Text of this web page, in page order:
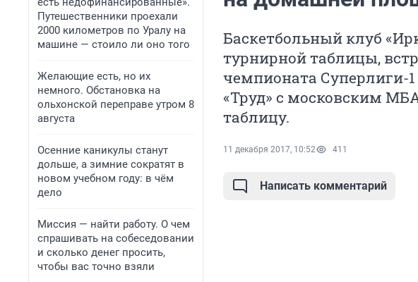
Путешественники проехали
2000 километров по Уралу на
машине — стоило ли оно того
Желающие есть, но их
немного. Обстановка на
ольхонской переправе утром 8
августа
Осенние каникулы станут
дольше, а зимние сократят в
новом учебном году: в чём
дело
Миссия — найти работу. О чем
спрашивать на собеседовании
и сколько денег просить,
чтобы вас точно взяли
Баскетбольный клуб
турнирной таблицы,
чемпионата Суперлиги-
«Труд» с московским
таблицу.
11 декабря 2017, 10:52 411
Написать комментарий